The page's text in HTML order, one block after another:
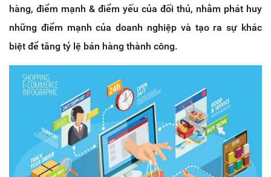
hàng, điểm mạnh & điểm yếu của đối thủ, nhằm phát huy
những điểm mạnh của doanh nghiệp và tạo ra sự khác
biệt để tăng tỷ lệ bán hàng thành công.